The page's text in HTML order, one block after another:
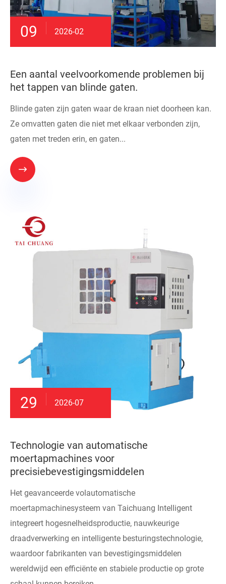
09 2026-02
Een aantal veelvoorkomende problemen bij
het tappen van blinde gaten.
Blinde gaten zijn gaten waar de kraan niet doorheen kan.
Ze omvatten gaten die niet met elkaar verbonden zijn,
gaten met treden erin, en gaten...

29 2026-07
Technologie van automatische
moertapmachines voor
precisiebevestigingsmiddelen
Het geavanceerde volautomatische
moertapmachinesysteem van Taichuang Intelligent
integreert hogesnelheidsproductie, nauwkeurige
draadverwerking en intelligente besturingstechnologie,
waardoor fabrikanten van bevestigingsmiddelen
wereldwijd een efficiënte en stabiele productie op grote